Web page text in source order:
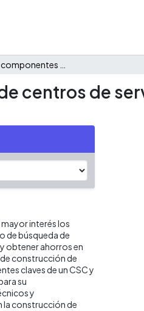
centros de
interés los
de búsqueda de
obtener ahorros en
construcción de
claves de un CSC y
su
y
la construcción de